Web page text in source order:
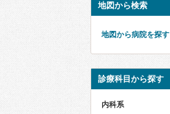
地図から検索
地図から病院を探す
診療科目から探す
内科系